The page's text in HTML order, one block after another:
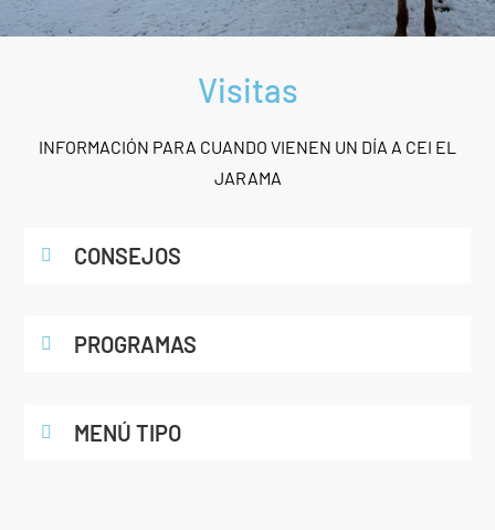
Visitas
INFORMACIÓN PARA CUANDO VIENEN UN DÍA A CEI EL
JARAMA
CONSEJOS
PROGRAMAS
MENÚ TIPO